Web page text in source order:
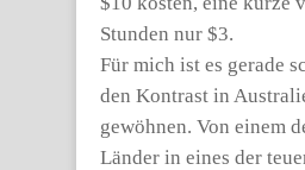
Stunden nur $3.
Für mich ist es gerade
den Kontrast in
gewöhnen. Von einem
Länder in eines der